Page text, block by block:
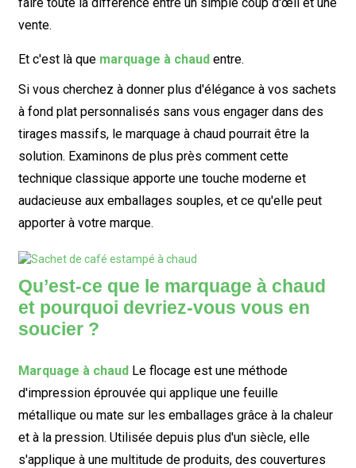
vente.
Et c'est là que marquage à chaudentre.
Si vous cherchez à donner plus d'élégance à vos sachets
à fond plat personnalisés sans vous engager dans des
tirages massifs, le marquage à chaud pourrait être la
solution. Examinons de plus près comment cette
technique classique apporte une touche moderne et
audacieuse aux emballages souples, et ce qu'elle peut
apporter à votre marque.
Qu’est-ce que le marquage à chaud
et pourquoi devriez-vous vous en
soucier ?
Marquage à chaudLe flocage est une méthode
d'impression éprouvée qui applique une feuille
métallique ou mate sur les emballages grâce à la chaleur
et à la pression. Utilisée depuis plus d'un siècle, elle
s'applique à une multitude de produits, des couvertures